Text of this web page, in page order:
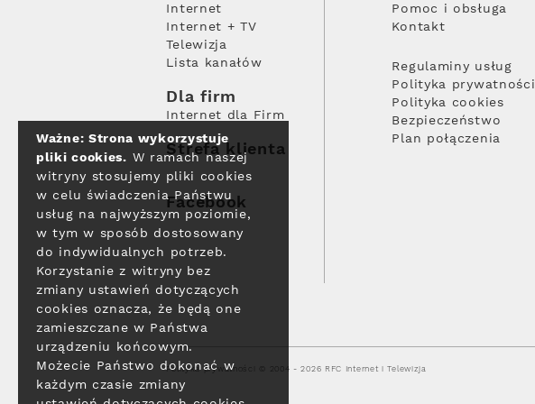
Internet
Internet + TV
Telewizja
Lista kanałów
Dla firm
Internet dla Firm
Strefa klienta
Facebook
Pomoc i obsługa
Kontakt
Regulaminy usług
Polityka prywatności
Polityka cookies
Bezpieczeństwo
Plan połączenia
Polityka prywatności © 2004 - 2026 RFC Internet i Telewizja
Ważne: Strona wykorzystuje
pliki cookies. W ramach naszej
witryny stosujemy pliki cookies
w celu świadczenia Państwu
usług na najwyższym poziomie,
w tym w sposób dostosowany
do indywidualnych potrzeb.
Korzystanie z witryny bez
zmiany ustawień dotyczących
cookies oznacza, że będą one
zamieszczane w Państwa
urządzeniu końcowym.
Możecie Państwo dokonać w
każdym czasie zmiany